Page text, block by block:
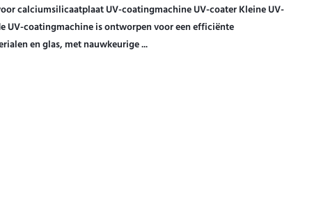
calciumsilicaatplaat UV-coatingmachine UV-coater Kleine UV-
UV-coatingmachine is ontworpen voor een efficiënte
en glas, met nauwkeurige ...